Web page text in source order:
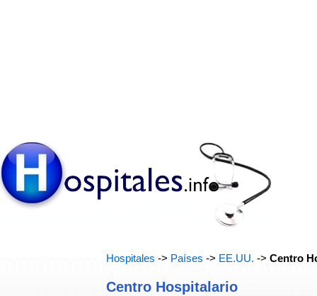
Hospitales -> Países -> EE.UU. -> Centro
Centro Hospitalario